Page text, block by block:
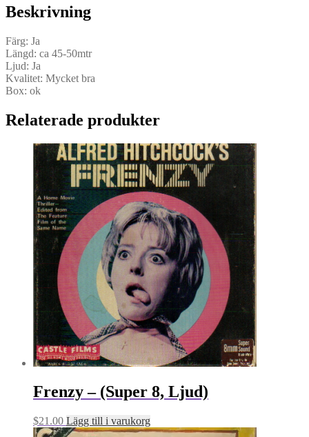
(Super
Ljud)
mängd
Beskrivning
Färg: Ja
Längd: ca 45-50mtr
Ljud: Ja
Kvalitet: Mycket bra
Box: ok
Relaterade produkter
Frenzy – (Super 8, Ljud)
$21.00 Lägg till i varukorg